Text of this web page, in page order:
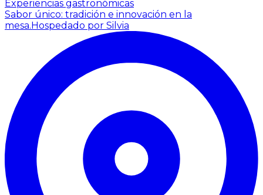
Experiencias gastronómicas
Sabor único: tradición e innovación en la
mesa.Hospedado por Silvia